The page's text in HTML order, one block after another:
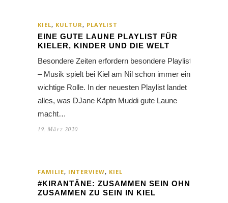
KIEL, KULTUR, PLAYLIST
EINE GUTE LAUNE PLAYLIST FÜR
KIELER, KINDER UND DIE WELT
Besondere Zeiten erfordern besondere Playlists
– Musik spielt bei Kiel am Nil schon immer eine
wichtige Rolle. In der neuesten Playlist landet
alles, was DJane Käptn Muddi gute Laune
macht…
19. März 2020
FAMILIE, INTERVIEW, KIEL
#KIRANTÄNE: ZUSAMMEN SEIN OHNE
ZUSAMMEN ZU SEIN IN KIEL